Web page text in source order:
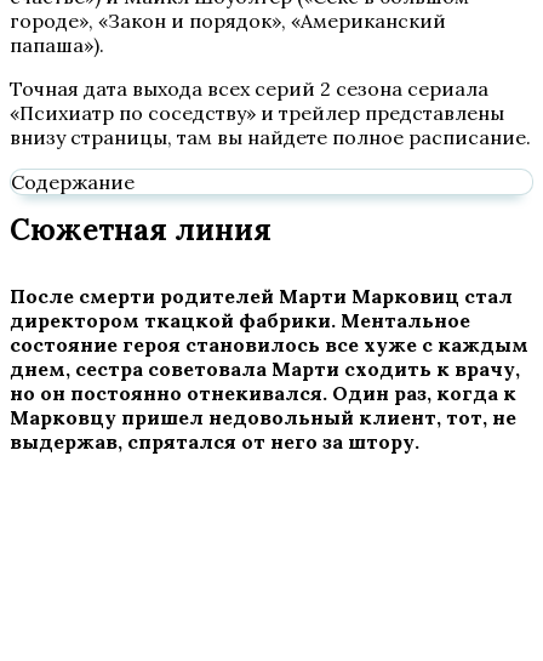
городе», «Закон и порядок», «Американский
папаша»).
Точная дата выхода всех серий 2 сезона сериала
«Психиатр по соседству» и трейлер представлены
внизу страницы, там вы найдете полное расписание.
Содержание
Сюжетная линия
После смерти родителей Марти Марковиц стал
директором ткацкой фабрики. Ментальное
состояние героя становилось все хуже с каждым
днем, сестра советовала Марти сходить к врачу,
но он постоянно отнекивался. Один раз, когда к
Марковцу пришел недовольный клиент, тот, не
выдержав, спрятался от него за штору.